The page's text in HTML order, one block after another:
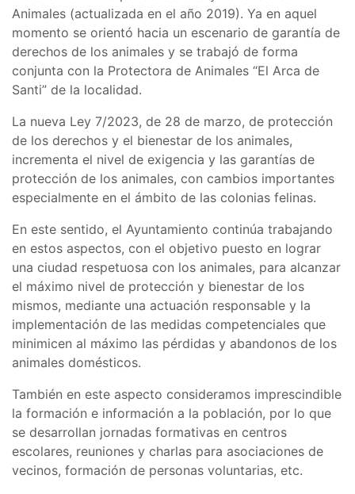
Animales (actualizada en el año 2019). Ya en aquel
momento se orientó hacia un escenario de garantía de
derechos de los animales y se trabajó de forma
conjunta con la Protectora de Animales “El Arca de
Santi” de la localidad.
La nueva Ley 7/2023, de 28 de marzo, de protección
de los derechos y el bienestar de los animales,
incrementa el nivel de exigencia y las garantías de
protección de los animales, con cambios importantes
especialmente en el ámbito de las colonias felinas.
En este sentido, el Ayuntamiento continúa trabajando
en estos aspectos, con el objetivo puesto en lograr
una ciudad respetuosa con los animales, para alcanzar
el máximo nivel de protección y bienestar de los
mismos, mediante una actuación responsable y la
implementación de las medidas competenciales que
minimicen al máximo las pérdidas y abandonos de los
animales domésticos.
También en este aspecto consideramos imprescindible
la formación e información a la población, por lo que
se desarrollan jornadas formativas en centros
escolares, reuniones y charlas para asociaciones de
vecinos, formación de personas voluntarias, etc.